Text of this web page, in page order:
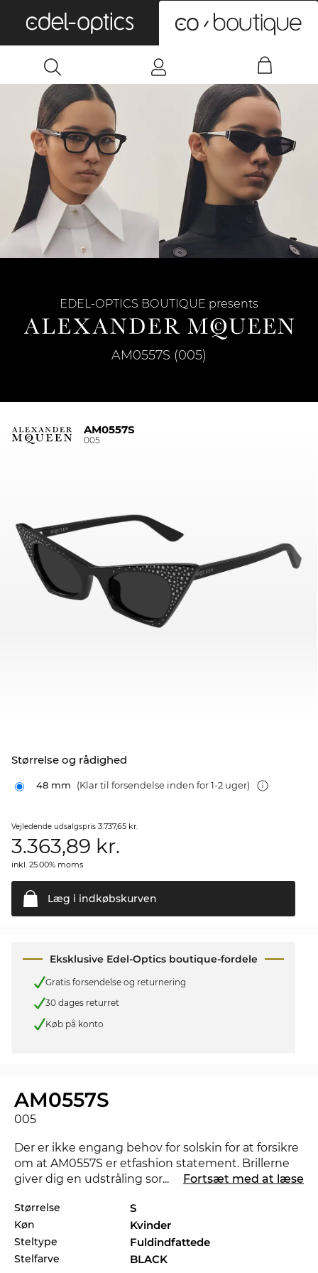
AM0557S (005)
EDEL-OPTICS BOUTIQUE presents
AM0557S
005
Størrelse og rådighed
48 mm (Klar til forsendelse inden for 1-2 uger)
Vejledende udsalgspris 3.737,65 kr.
3.363,89 kr.
inkl. 25.00% moms
Læg i indkøbskurven
Eksklusive Edel-Optics boutique-fordele
Gratis forsendelse og returnering
30 dages returret
Køb på konto
AM0557S
005
Der er ikke engang behov for solskin for at forsikre
om at AM0557S er etfashion statement. Brillerne
giver dig en udstråling som kan gøre at nat bliver
Alexander McQueenkollektionerne 2025 og 2026 i
Edel-Optics onlineshop.
Med dette stel taler designerne særligt til
... Fortsæt med at læse
Størrelse S
Køn Kvinder
Steltype Fuldindfattede
Stelfarve BLACK